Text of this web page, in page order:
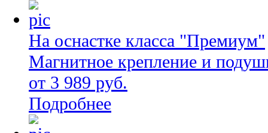
На оснастке класса "Премиум"
Магнитное крепление и
от 3 989 руб.
Подробнее